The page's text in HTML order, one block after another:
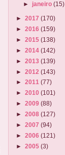
► janeiro(15)
► 2017 (170)
► 2016 (159)
► 2015 (138)
► 2014 (142)
► 2013 (139)
► 2012 (143)
► 2011 (77)
► 2010 (101)
► 2009 (88)
► 2008 (127)
► 2007 (94)
► 2006 (121)
► 2005 (3)